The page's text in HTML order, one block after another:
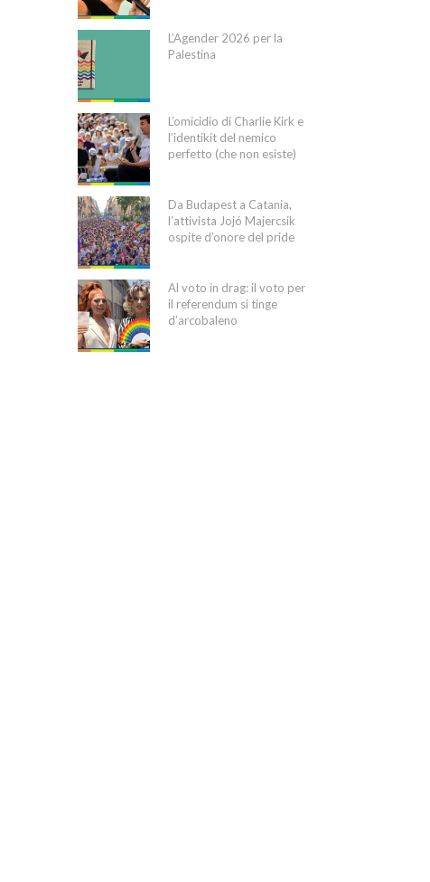
L’Agender 2026 per la
Palestina
L’omicidio di Charlie Kirk e
l’identikit del nemico
perfetto (che non esiste)
Da Budapest a Catania,
l’attivista Jojó Majercsik
ospite d’onore del pride
Al voto in drag: il voto per
il referendum si tinge
d’arcobaleno